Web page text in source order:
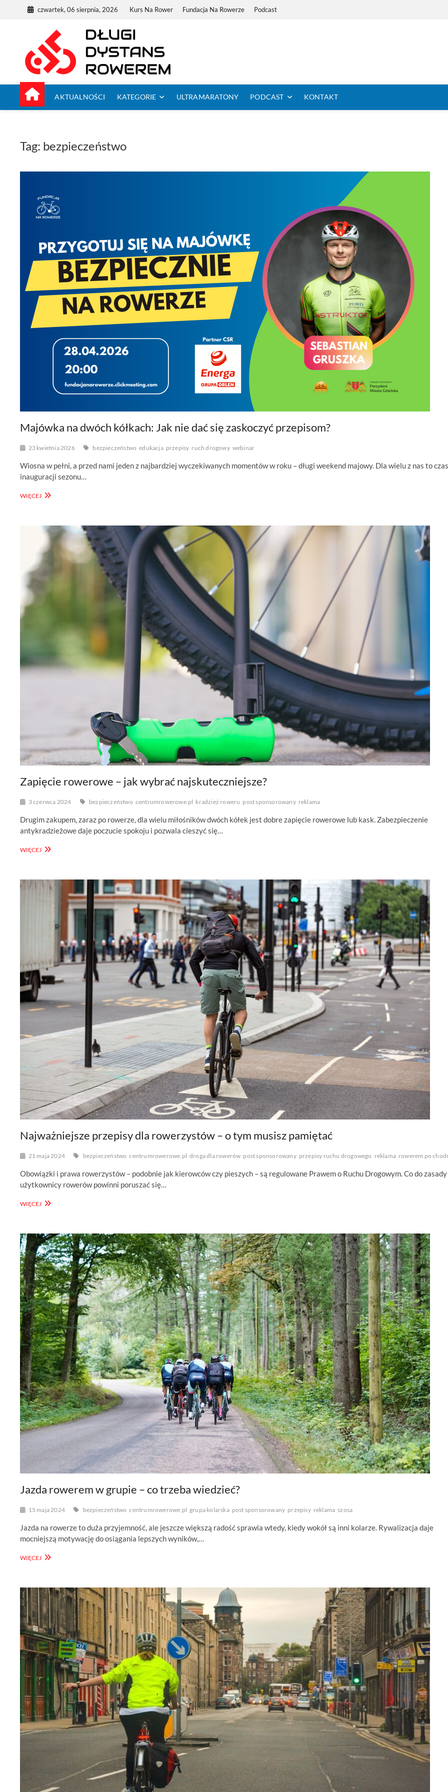
czwartek, 06 sierpnia, 2026 Kurs Na Rower Fundacja Na Rowerze Podcast
AKTUALNOŚCI KATEGORIE ULTRAMARATONY PODCAST KONTAKT
Tag: bezpieczeństwo
Majówka na dwóch kółkach: Jak nie dać się zaskoczyć przepisom?
23 kwietnia 2026 bezpieczeństwo edukacja przepisy ruch drogowy webinar
Wiosna w pełni, a przed nami jeden z najbardziej wyczekiwanych momentów w roku – długi weekend majowy. Dla wielu z nas to
inauguracji sezonu…
WIĘCEJMAJÓWKA
JAK
DAĆ
ZASKOCZYĆ
Zapięcie rowerowe – jak wybrać najskuteczniejsze?
3 czerwca 2024 bezpieczeństwo centrumrowerowe.pl kradzież roweru post sponsorowany reklama
Drugim zakupem, zaraz po rowerze, dla wielu miłośników dwóch kółek jest dobre zapięcie rowerowe lub kask. Zabezpieczenie
antykradzieżowe daje poczucie spokoju i pozwala cieszyć się…
WIĘCEJZAPIĘCIE
WYBRAĆ
NAJSKUTECZNIEJSZE?
Najważniejsze przepisy dla rowerzystów – o tym musisz pamiętać
21 maja 2024 bezpieczeństwo centrumrowerowe.pl droga dla rowerów post sponsorowany przepisy ruchu drogowego reklama rowerem po
Obowiązki i prawa rowerzystów – podobnie jak kierowców czy pieszych – są regulowane Prawem o Ruchu Drogowym. Co do zasady
użytkownicy rowerów powinni poruszać się…
WIĘCEJNAJWAŻNIEJSZE
–
O
TYM
MUSISZ
PAMIĘTAĆ
Jazda rowerem w grupie – co trzeba wiedzieć?
15 maja 2024 bezpieczeństwo centrumrowerowe.pl grupa kolarska post sponsorowany przepisy reklama szosa
Jazda na rowerze to duża przyjemność, ale jeszcze większą radość sprawia wtedy, kiedy wokół są inni kolarze. Rywalizacja daje
mocniejszą motywację do osiągania lepszych wyników,…
WIĘCEJJAZDA
–
CO
TRZEBA
WIEDZIEĆ?